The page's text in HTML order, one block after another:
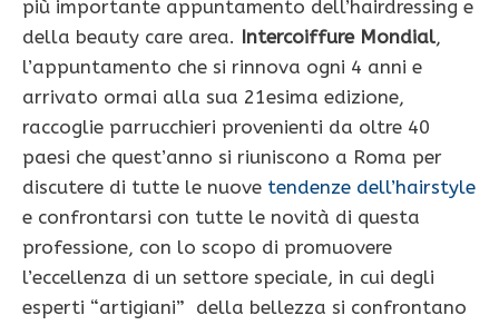
più importante appuntamento dell’hairdressing e
della beauty care area. Intercoiffure Mondial,
l’appuntamento che si rinnova ogni 4 anni e
arrivato ormai alla sua 21esima edizione,
raccoglie parrucchieri provenienti da oltre 40
paesi che quest’anno si riuniscono a Roma per
discutere di tutte le nuove tendenze dell’hairstyle
e confrontarsi con tutte le novità di questa
professione, con lo scopo di promuovere
l’eccellenza di un settore speciale, in cui degli
esperti “artigiani” della bellezza si confrontano